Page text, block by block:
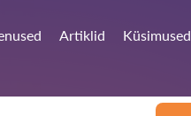
Artiklid Küsimused